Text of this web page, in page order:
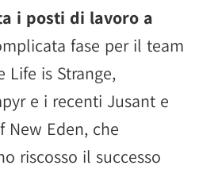
i posti di lavoro a
fase per il team
is Strange,
e i recenti Jusant e
New Eden, che
riscosso il successo